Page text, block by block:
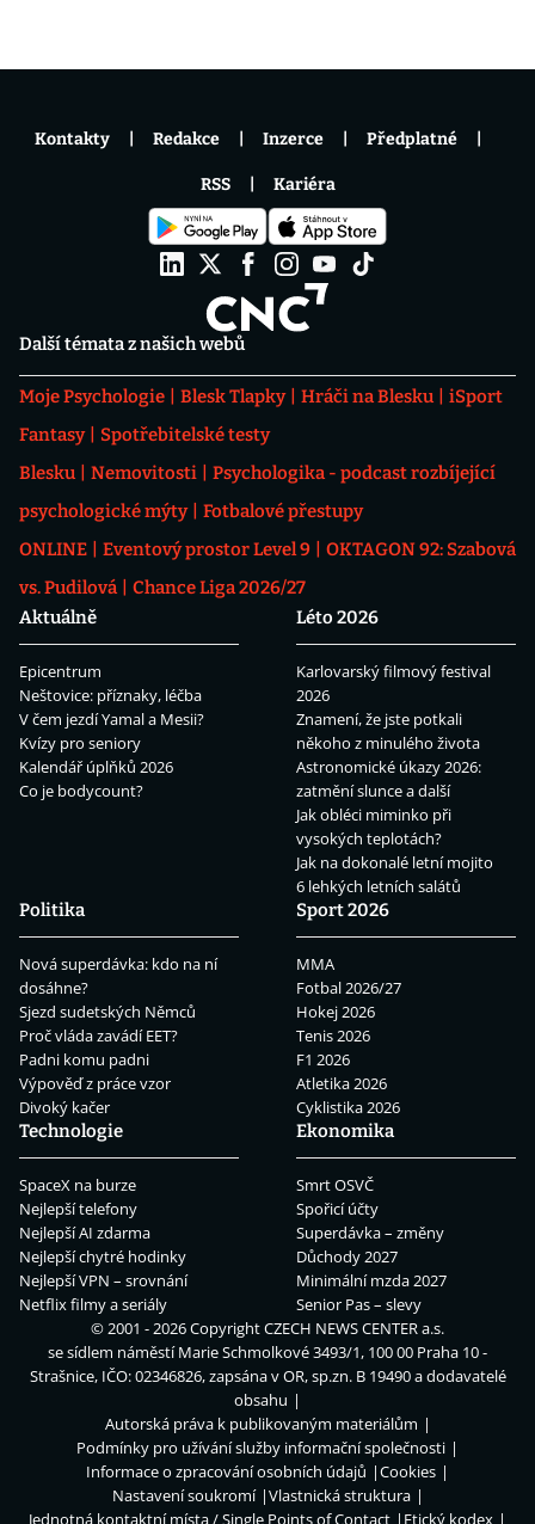
Další témata z našich webů
Moje Psychologie Blesk Tlapky Hráči na Blesku
iSport
Fantasy
Spotřebitelské testy
Blesku
Nemovitosti
Psychologika - podcast rozbíjející
psychologické mýty
Fotbalové přestupy
ONLINE
Eventový prostor Level 9
OKTAGON 92: Szabová
vs. Pudilová
Chance Liga 2026/27
Aktuálně
Epicentrum
Neštovice: příznaky, léčba
V čem jezdí Yamal a Mesii?
Kvízy pro seniory
Kalendář úplňků 2026
Co je bodycount?
Léto 2026
Karlovarský filmový festival
2026
Znamení, že jste potkali
někoho z minulého života
Astronomické úkazy 2026:
zatmění slunce a další
Jak obléci miminko při
vysokých teplotách?
Jak na dokonalé letní mojito
6 lehkých letních salátů
Politika
Nová superdávka: kdo na ní
dosáhne?
Sjezd sudetských Němců
Proč vláda zavádí EET?
Padni komu padni
Výpověď z práce vzor
Divoký kačer
Sport 2026
MMA
Fotbal 2026/27
Hokej 2026
Tenis 2026
F1 2026
Atletika 2026
Cyklistika 2026
Technologie
SpaceX na burze
Nejlepší telefony
Nejlepší AI zdarma
Nejlepší chytré hodinky
Nejlepší VPN – srovnání
Netflix filmy a seriály
Ekonomika
Smrt OSVČ
Spořicí účty
Superdávka – změny
Důchody 2027
Minimální mzda 2027
Senior Pas – slevy
Kontakty Redakce Inzerce Předplatné
RSS Kariéra
© 2001 - 2026 CopyrightCZECH NEWS CENTER a.s.
se sídlem náměstí Marie Schmolkové 3493/1, 100 00 Praha 10 -
Strašnice, IČO: 02346826, zapsána v OR, sp.zn. B 19490 a dodavatelé
obsahu
Autorská práva k publikovaným materiálům
Podmínky pro užívání služby informační společnosti
Informace o zpracování osobních údajů
Cookies
Nastavení soukromí
Vlastnická struktura
Jednotná kontaktní místa / Single Points of Contact
Etický kodex